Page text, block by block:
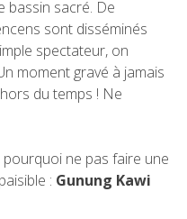
bassin sacré. De
sont disséminés
spectateur, on
moment gravé à jamais
du temps ! Ne
pourquoi ne pas faire une
: Gunung Kawi